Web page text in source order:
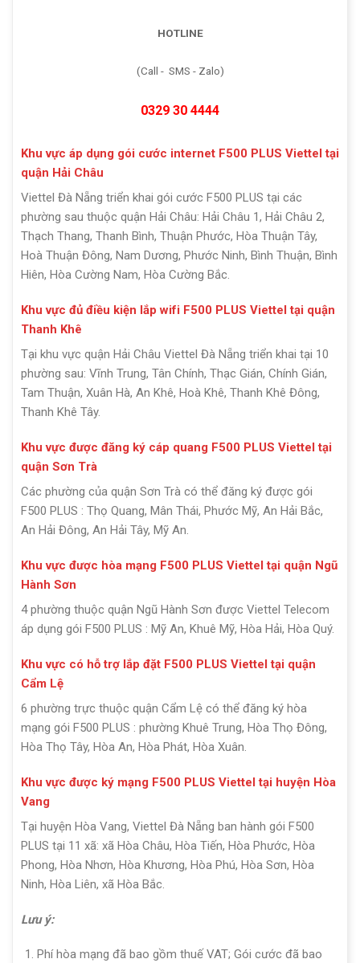
HOTLINE
(Call - SMS - Zalo)
0329 30 4444
Khu vực áp dụng gói cước internet F500 PLUS Viettel tại
quận Hải Châu
Viettel Đà Nẵng triển khai gói cước F500 PLUS tại các
phường sau thuộc quận Hải Châu: Hải Châu 1, Hải Châu 2,
Thạch Thang, Thanh Bình, Thuận Phước, Hòa Thuận Tây,
Hoà Thuận Đông, Nam Dương, Phước Ninh, Bình Thuận, Bình
Hiên, Hòa Cường Nam, Hòa Cường Bắc.
Khu vực đủ điều kiện lắp wifi F500 PLUS Viettel tại quận
Thanh Khê
Tại khu vực quận Hải Châu Viettel Đà Nẵng triển khai tại 10
phường sau: Vĩnh Trung, Tân Chính, Thạc Gián, Chính Gián,
Tam Thuận, Xuân Hà, An Khê, Hoà Khê, Thanh Khê Đông,
Thanh Khê Tây.
Khu vực được đăng ký cáp quang F500 PLUS Viettel tại
quận Sơn Trà
Các phường của quận Sơn Trà có thể đăng ký được gói
F500 PLUS : Thọ Quang, Mân Thái, Phước Mỹ, An Hải Bắc,
An Hải Đông, An Hải Tây, Mỹ An.
Khu vực được hòa mạng F500 PLUS Viettel tại quận Ngũ
Hành Sơn
4 phường thuộc quận Ngũ Hành Sơn được Viettel Telecom
áp dụng gói F500 PLUS : Mỹ An, Khuê Mỹ, Hòa Hải, Hòa Quý.
Khu vực có hỗ trợ lắp đặt F500 PLUS Viettel tại quận
Cẩm Lệ
6 phường trực thuộc quận Cẩm Lệ có thể đăng ký hòa
mạng gói F500 PLUS : phường Khuê Trung, Hòa Thọ Đông,
Hòa Thọ Tây, Hòa An, Hòa Phát, Hòa Xuân.
Khu vực được ký mạng F500 PLUS Viettel tại huyện Hòa
Vang
Tại huyện Hòa Vang, Viettel Đà Nẵng ban hành gói F500
PLUS tại 11 xã: xã Hòa Châu, Hòa Tiến, Hòa Phước, Hòa
Phong, Hòa Nhơn, Hòa Khương, Hòa Phú, Hòa Sơn, Hòa
Ninh, Hòa Liên, xã Hòa Bắc.
Lưu ý:
Phí hòa mạng đã bao gồm thuế VAT; Gói cước đã bao